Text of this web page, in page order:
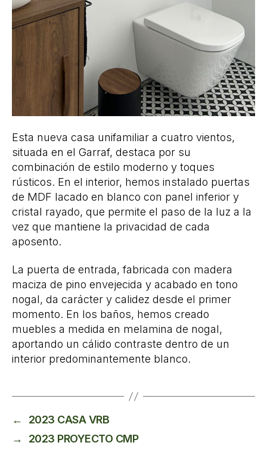
Esta nueva casa unifamiliar a cuatro vientos,
situada en el Garraf, destaca por su
combinación de estilo moderno y toques
rústicos. En el interior, hemos instalado puertas
de MDF lacado en blanco con panel inferior y
cristal rayado, que permite el paso de la luz a la
vez que mantiene la privacidad de cada
aposento.
La puerta de entrada, fabricada con madera
maciza de pino envejecida y acabado en tono
nogal, da carácter y calidez desde el primer
momento. En los baños, hemos creado
muebles a medida en melamina de nogal,
aportando un cálido contraste dentro de un
interior predominantemente blanco.
←
2023 CASA VRB
→
2023 PROYECTO CMP